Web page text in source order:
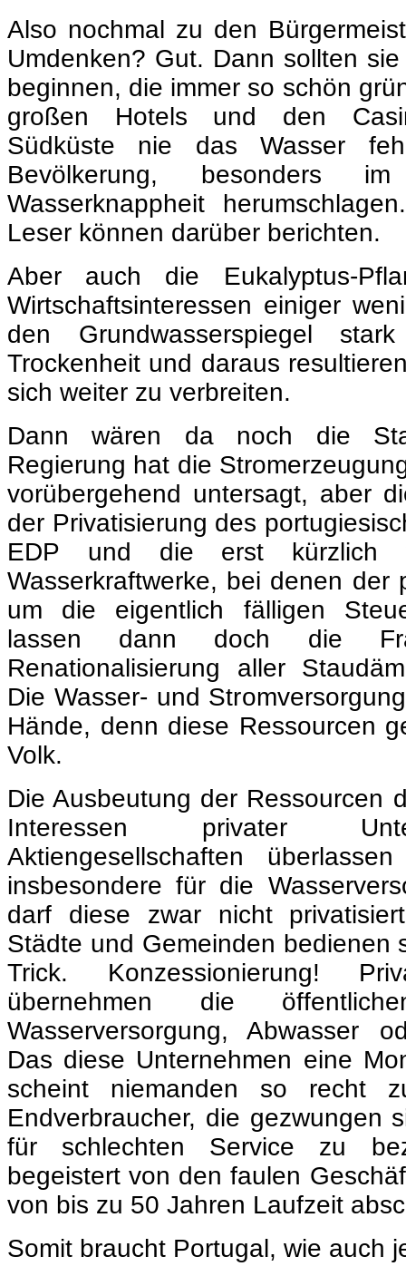
Also nochmal zu den
Umdenken? Gut. Dann sollten
beginnen, die immer so schön
großen Hotels und den
Südküste nie das Wasser
Bevölkerung, besonders
Wasserknappheit
Leser können darüber berichten.
Aber auch die Eukalyptus-
Wirtschaftsinteressen einiger
den Grundwasserspiegel
Trockenheit und daraus
sich weiter zu verbreiten.
Dann wären da noch die
Regierung hat die
vorübergehend untersagt, aber
der Privatisierung des
EDP und die erst kürzlich
Wasserkraftwerke, bei denen der
um die eigentlich fälligen
lassen dann doch die
Renationalisierung aller
Die Wasser- und
Hände, denn diese Ressourcen
Volk.
Die Ausbeutung der Ressourcen
Interessen privater
Aktiengesellschaften
insbesondere für die
darf diese zwar nicht
Städte und Gemeinden bedienen
Trick. Konzessionierung!
übernehmen die
Wasserversorgung, Abwasser
Das diese Unternehmen eine
scheint niemanden so recht
Endverbraucher, die gezwungen
für schlechten Service zu
begeistert von den faulen
von bis zu 50 Jahren Laufzeit
Somit braucht Portugal, wie auch